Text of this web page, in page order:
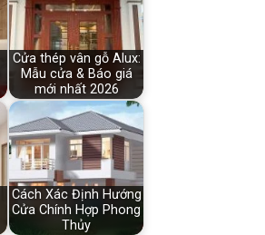
Cửa thép vân gỗ Alux:
Mẫu cửa & Báo giá
mới nhất 2026
Cách Xác Định Hướng
Cửa Chính Hợp Phong
Thủy